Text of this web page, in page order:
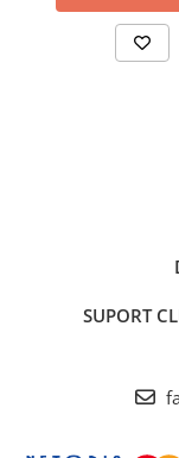
SUPORT